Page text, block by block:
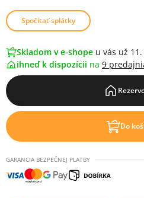
Spočítať splátky
Skladom v e-shope u vás už 11.
ihneď k dispozícii na 9
Do
GARANCIA BEZPEČNEJ PLATBY